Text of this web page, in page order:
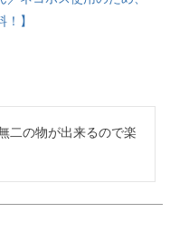
】
二の物が出来るので楽